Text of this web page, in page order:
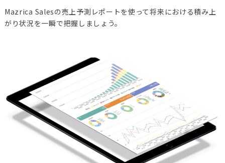
Mazrica Salesの売上予測レポートを使って将来における積み上
がり状況を一瞬で把握しましょう。